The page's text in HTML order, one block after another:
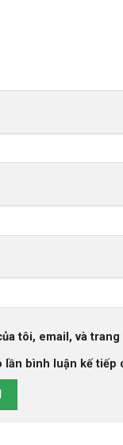
tôi, email, và
lần bình luận kế tiếp